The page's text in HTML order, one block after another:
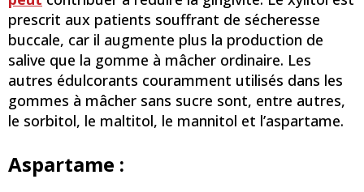
prescrit aux patients souffrant de sécheresse
buccale, car il augmente plus la production de
salive que la gomme à mâcher ordinaire. Les
autres édulcorants couramment utilisés dans les
gommes à mâcher sans sucre sont, entre autres,
le sorbitol, le maltitol, le mannitol et l’aspartame.
Aspartame :